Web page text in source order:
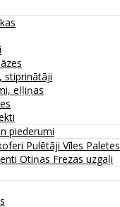
stiprinātāji
eļļiņas
piederumi
Pulētāji Vīles Paletes
Otiņas Frezas uzgaļi